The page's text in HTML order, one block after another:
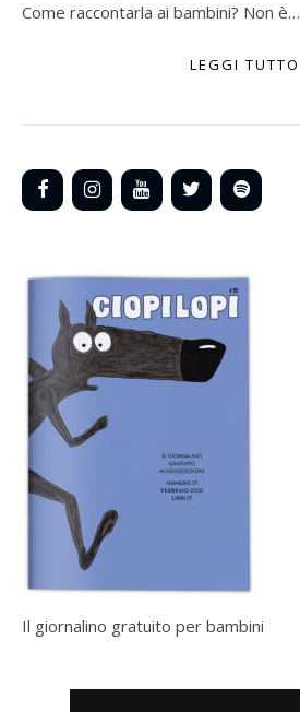
Come raccontarla ai bambini? Non è…
LEGGI TUTTO
Il giornalino gratuito per bambini